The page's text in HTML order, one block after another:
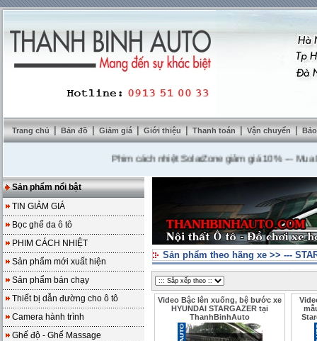
Trang chủ | Bản đồ | Giảm giá | Giới thiệu | Thanh toán | Vận chuyển |
Phim cách nhiệt SolarZone giảm giá 10%---Mua DVD
Sản phẩm nổi bật
TIN GIẢM GIÁ
Bọc ghế da ô tô
PHIM CÁCH NHIỆT
Sản phẩm mới xuất hiện
Sản phẩm bán chạy
Thiết bị dẫn đường cho ô tô
Camera hành trình
Ghế độ - Ghế Massage
Sản phẩm theo hãng xe >> ---
Video Bậc lên xuống, bệ bước xe
HYUNDAI STARGAZER tại
ThanhBinhAuto